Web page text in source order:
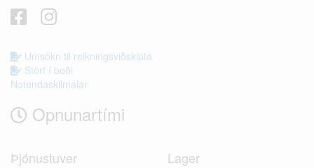
Umsókn til reikningsviðskipta
Störf í boði
Notendaskilmálar
Opnunartími
Þjónustuver Lager